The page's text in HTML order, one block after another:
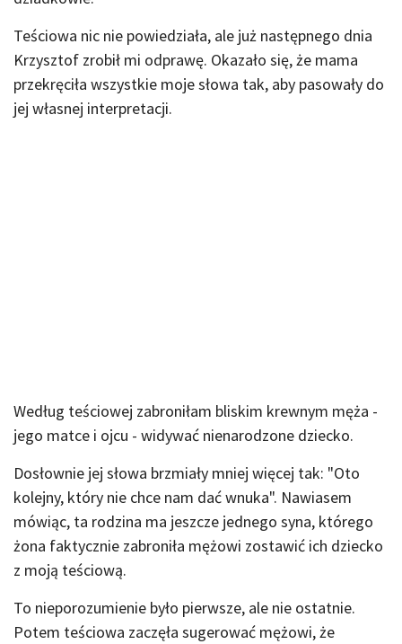
Teściowa nic nie powiedziała, ale już następnego dnia
Krzysztof zrobił mi odprawę. Okazało się, że mama
przekręciła wszystkie moje słowa tak, aby pasowały do
jej własnej interpretacji.
Według teściowej zabroniłam bliskim krewnym męża -
jego matce i ojcu - widywać nienarodzone dziecko.
Dosłownie jej słowa brzmiały mniej więcej tak: "Oto
kolejny, który nie chce nam dać wnuka". Nawiasem
mówiąc, ta rodzina ma jeszcze jednego syna, którego
żona faktycznie zabroniła mężowi zostawić ich dziecko
z moją teściową.
To nieporozumienie było pierwsze, ale nie ostatnie.
Potem teściowa zaczęła sugerować mężowi, że